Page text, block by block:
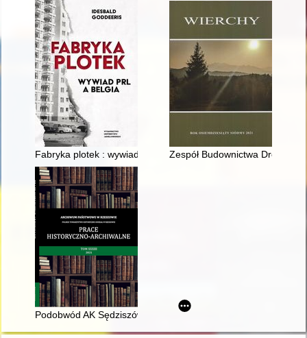
Fabryka plotek : wywiad PRL a BelgiaZespół Budownictwa
Podobwód AK Sędziszów-Ropczyce "Sława"